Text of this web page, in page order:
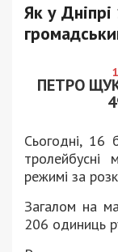
Як у
ПЕТРО
Сьогодні, 16
режимі за
Загалом на
206 одиниць